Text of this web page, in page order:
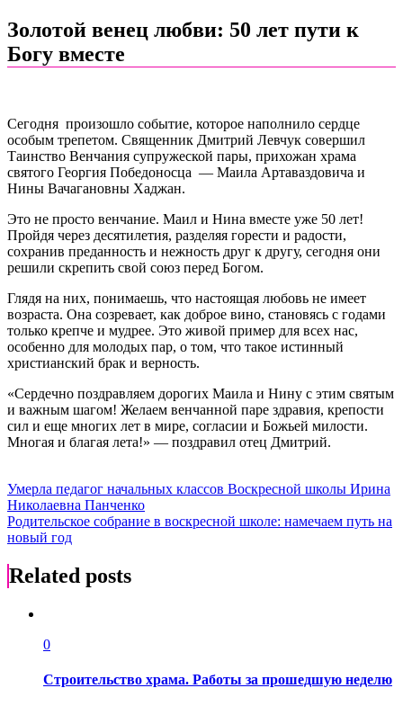
Золотой венец любви: 50 лет пути к
Богу вместе
Сегодня произошло событие, которое наполнило сердце
особым трепетом. Священник Дмитрий Левчук совершил
Таинство Венчания супружеской пары, прихожан храма
святого Георгия Победоносца — Маила Артаваздовича и
Нины Вачагановны Хаджан.
Это не просто венчание. Маил и Нина вместе уже 50 лет!
Пройдя через десятилетия, разделяя горести и радости,
сохранив преданность и нежность друг к другу, сегодня они
решили скрепить свой союз перед Богом.
Глядя на них, понимаешь, что настоящая любовь не имеет
возраста. Она созревает, как доброе вино, становясь с годами
только крепче и мудрее. Это живой пример для всех нас,
особенно для молодых пар, о том, что такое истинный
христианский брак и верность.
«Сердечно поздравляем дорогих Маила и Нину с этим святым
и важным шагом! Желаем венчанной паре здравия, крепости
сил и еще многих лет в мире, согласии и Божьей милости.
Многая и благая лета!» — поздравил отец Дмитрий.
Навигация
по
записям
Умерла педагог начальных классов Воскресной школы Ирина
Николаевна Панченко
Родительское собрание в воскресной школе: намечаем путь на
новый год
Related posts
0
Строительство храма. Работы за прошедшую неделю